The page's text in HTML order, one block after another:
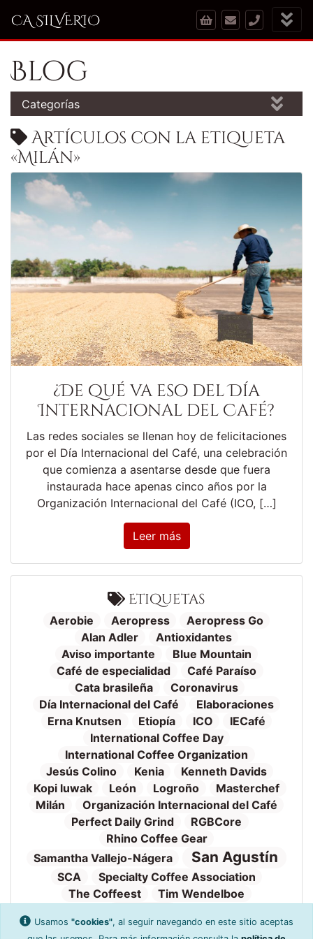
CA SILVERIO
Blog
Categorías
Artículos con la etiqueta
«Milán»
¿De qué va eso del Día
Internacional del Café?
Las redes sociales se llenan hoy de felicitaciones
por el Día Internacional del Café, una celebración
que comienza a asentarse desde que fuera
instaurada hace apenas cinco años por la
Organización Internacional del Café (ICO, […]
Leer más
Etiquetas
Aerobie Aeropress
Aeropress Go
Alan Adler
Antioxidantes
Aviso importante
Blue Mountain
Café de especialidad
Café Paraíso
Cata brasileña
Coronavirus
Día Internacional del Café
Elaboraciones
Erna Knutsen
Etiopía ICO
IECafé
International Coffee Day
International Coffee Organization
Jesús Colino
Kenia
Kenneth Davids
Kopi luwak
León Logroño
Masterchef
Milán
Organización Internacional del Café
Perfect Daily Grind
RGBCore
Rhino Coffee Gear
Samantha Vallejo-Nágera
San Agustín
SCA
Specialty Coffee Association
The Coffeest
Tim Wendelboe
Torrefacto
Tueste TVE
Valnalón
WAC
World Aeropress Championship
Usamos "cookies", al seguir navegando en este sitio aceptas